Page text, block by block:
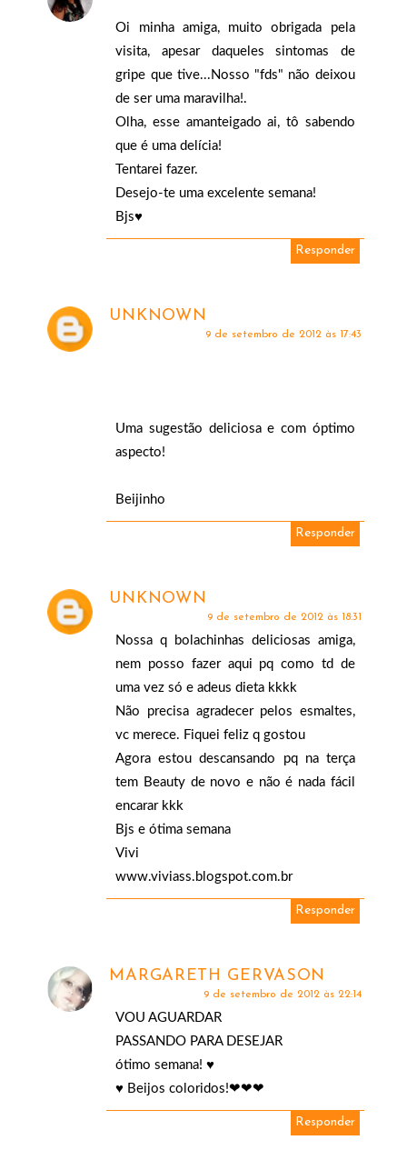
Oi minha amiga, muito obrigada pela
visita, apesar daqueles sintomas de
gripe que tive...Nosso "fds" não deixou
de ser uma maravilha!.
Olha, esse amanteigado ai, tô sabendo
que é uma delícia!
Tentarei fazer.
Desejo-te uma excelente semana!
Bjs♥
Responder
UNKNOWN
9 de setembro de 2012 às 17:43
Uma sugestão deliciosa e com óptimo
aspecto!
Beijinho
Responder
UNKNOWN
9 de setembro de 2012 às 18:31
Nossa q bolachinhas deliciosas amiga,
nem posso fazer aqui pq como td de
uma vez só e adeus dieta kkkk
Não precisa agradecer pelos esmaltes,
vc merece. Fiquei feliz q gostou
Agora estou descansando pq na terça
tem Beauty de novo e não é nada fácil
encarar kkk
Bjs e ótima semana
Vivi
www.viviass.blogspot.com.br
Responder
MARGARETH GERVASON
9 de setembro de 2012 às 22:14
VOU AGUARDAR
PASSANDO PARA DESEJAR
ótimo semana! ♥
♥ Beijos coloridos!❤❤❤
Responder